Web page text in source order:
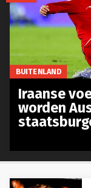
BUITENLAND
Iraanse
worden